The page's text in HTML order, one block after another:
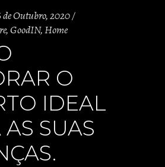
de Outubro, 2020
,GoodIN,Home
O
IDEAL
AS SUAS